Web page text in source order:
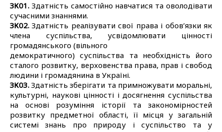
ЗК01. Здатність самостійно навчатися та оволодівати
сучасними знаннями.
ЗК02. Здатність реалізувати свої права і обов’язки як
члена суспільства, усвідомлювати цінності
громадянського (вільного
демократичного) суспільства та необхідність його
сталого розвитку, верховенства права, прав і свобод
людини і громадянина в Україні.
ЗК03. Здатність зберігати та примножувати моральні,
культурні, наукові цінності і досягнення суспільства
на основі розуміння історії та закономірностей
розвитку предметної області, її місця у загальній
системі знань про природу і суспільство та у